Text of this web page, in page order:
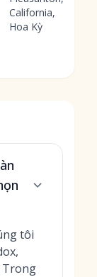
California,
Hoa Kỳ
tôi
Trong